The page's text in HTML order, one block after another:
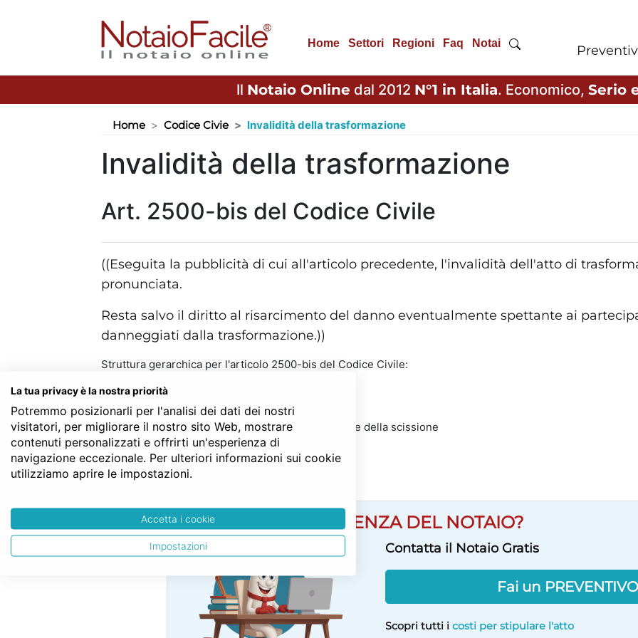
Home Settori Regioni Faq Notai
Il Notaio Online dal 2012 N°1 in Italia. Economico, Serio
Home Codice Civie Invalidità della trasformazione
Invalidità della trasformazione
Art. 2500-bis del Codice Civile
((Eseguita la pubblicità di cui all'articolo precedente, l'invalidità dell'atto di
pronunciata.
Resta salvo il diritto al risarcimento del danno eventualmente spettante ai
danneggiati dalla trasformazione.))
Struttura gerarchica per l'articolo 2500-bis del Codice Civile:
LIBRO QUINTO - Del lavoro
TITOLO V - Delle società
Capo X - Della trasformazione, della fusione e della scissione
Sezione I - Della trasformazione
Art. 2500-bis
SERVE LA CONSULENZA DEL NOTAIO?
Contatta il Notaio Gratis
Fai un
Scopri tutti icosti per stipulare l'atto
La tua privacy è la nostra priorità
Potremmo posizionarli per l'analisi dei dati dei nostri
visitatori, per migliorare il nostro sito Web, mostrare
contenuti personalizzati e offrirti un'esperienza di
navigazione eccezionale. Per ulteriori informazioni sui cookie
utilizziamo aprire le impostazioni.
Accetta i cookie
Impostazioni